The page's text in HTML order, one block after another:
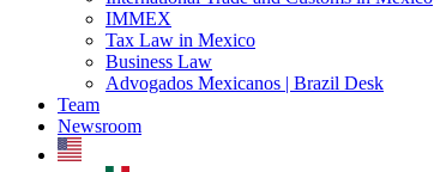
IMMEX
Tax Law in Mexico
Business Law
Advogados Mexicanos | Brazil Desk
Team
Newsroom